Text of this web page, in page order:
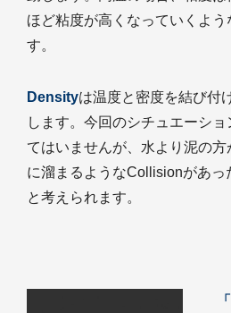
ほど粘度が高くなっていくよう
す。
Densityは温度と密度を結び付
します。今回のシチュエーシ
てはいませんが、水より泥の
に溜まるようなCollisionがあっ
と考えられます。